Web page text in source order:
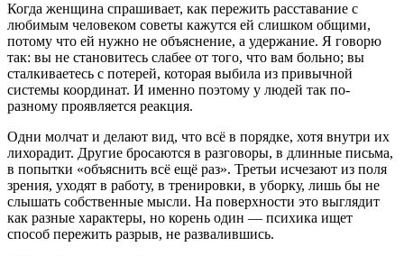
Когда женщина спрашивает, как пережить расставание с
любимым человеком советы кажутся ей слишком общими,
потому что ей нужно не объяснение, а удержание. Я говорю
так: вы не становитесь слабее от того, что вам больно; вы
сталкиваетесь с потерей, которая выбила из привычной
системы координат. И именно поэтому у людей так по-
разному проявляется реакция.
Одни молчат и делают вид, что всё в порядке, хотя внутри их
лихорадит. Другие бросаются в разговоры, в длинные письма,
в попытки «объяснить всё ещё раз». Третьи исчезают из поля
зрения, уходят в работу, в тренировки, в уборку, лишь бы не
слышать собственные мысли. На поверхности это выглядит
как разные характеры, но корень один — психика ищет
способ пережить разрыв, не развалившись.